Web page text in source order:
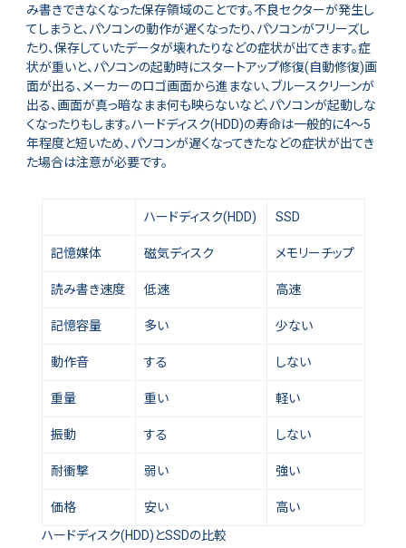
み書きできなくなった保存領域のことです。不良セクターが発生し
てしまうと、パソコンの動作が遅くなったり、パソコンがフリーズし
たり、保存していたデータが壊れたりなどの症状が出てきます。症
状が重いと、パソコンの起動時にスタートアップ修復(自動修復)画
面が出る、メーカーのロゴ画面から進まない、ブルースクリーンが
出る、画面が真っ暗なまま何も映らないなど、パソコンが起動しな
くなったりもします。ハードディスク(HDD)の寿命は一般的に4～5
年程度と短いため、パソコンが遅くなってきたなどの症状が出てき
た場合は注意が必要です。
ハードディスク(HDD) SSD
記憶媒体 磁気ディスク メモリーチップ
読み書き速度 低速 高速
記憶容量 多い 少ない
動作音 する しない
重量 重い 軽い
振動 する しない
耐衝撃 弱い 強い
価格 安い
高い
ハードディスク(HDD)とSSDの比較